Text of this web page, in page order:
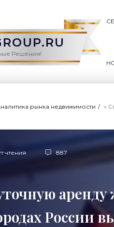
Решения!
рынка недвижимости »
чтения 887
России